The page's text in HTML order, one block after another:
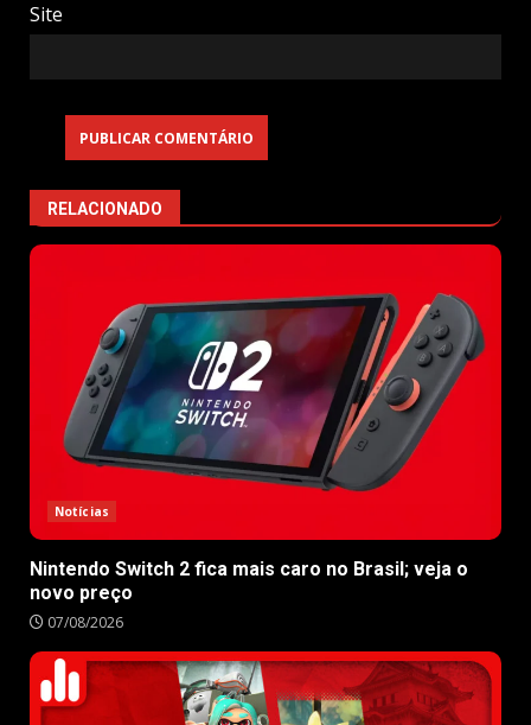
Site
RELACIONADO
Notícias
Nintendo Switch 2 fica mais caro no Brasil; veja o
novo preço
07/08/2026